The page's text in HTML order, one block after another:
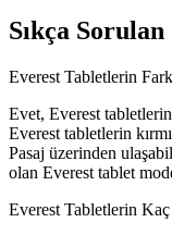
Sıkça
Everest Tabletlerin
Evet, Everest
Everest tabletlerin
Pasaj üzerinden
olan Everest tablet
Everest Tabletlerin Kaç